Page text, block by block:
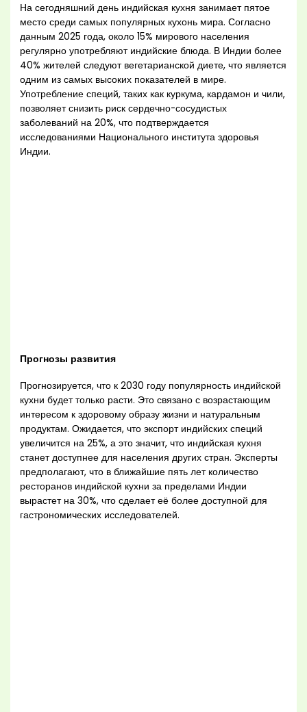
На сегодняшний день индийская кухня занимает пятое
место среди самых популярных кухонь мира. Согласно
данным 2025 года, около 15% мирового населения
регулярно употребляют индийские блюда. В Индии более
40% жителей следуют вегетарианской диете, что является
одним из самых высоких показателей в мире.
Употребление специй, таких как куркума, кардамон и чили,
позволяет снизить риск сердечно-сосудистых
заболеваний на 20%, что подтверждается
исследованиями Национального института здоровья
Индии.
Прогнозы развития
Прогнозируется, что к 2030 году популярность индийской
кухни будет только расти. Это связано с возрастающим
интересом к здоровому образу жизни и натуральным
продуктам. Ожидается, что экспорт индийских специй
увеличится на 25%, а это значит, что индийская кухня
станет доступнее для населения других стран. Эксперты
предполагают, что в ближайшие пять лет количество
ресторанов индийской кухни за пределами Индии
вырастет на 30%, что сделает её более доступной для
гастрономических исследователей.